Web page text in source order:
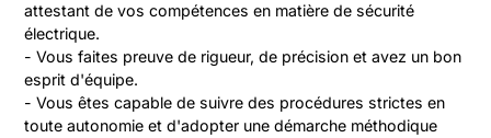
attestant de vos compétences en matière de sécurité
électrique.
- Vous faites preuve de rigueur, de précision et avez un bon
esprit d'équipe.
- Vous êtes capable de suivre des procédures strictes en
toute autonomie et d'adopter une démarche méthodique